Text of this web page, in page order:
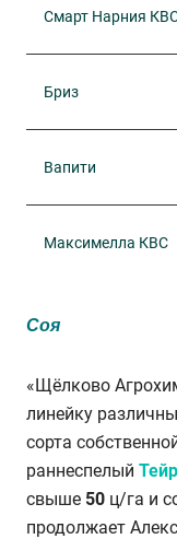
Смарт Нарния
Бриз
Вапити
Максимелла КВС
Соя
«Щёлково
линейку
сорта
раннеспелый
свыше 50 ц/га и
продолжает